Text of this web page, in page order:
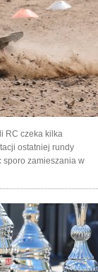
RC czeka kilka
ostatniej rundy
zamieszania w